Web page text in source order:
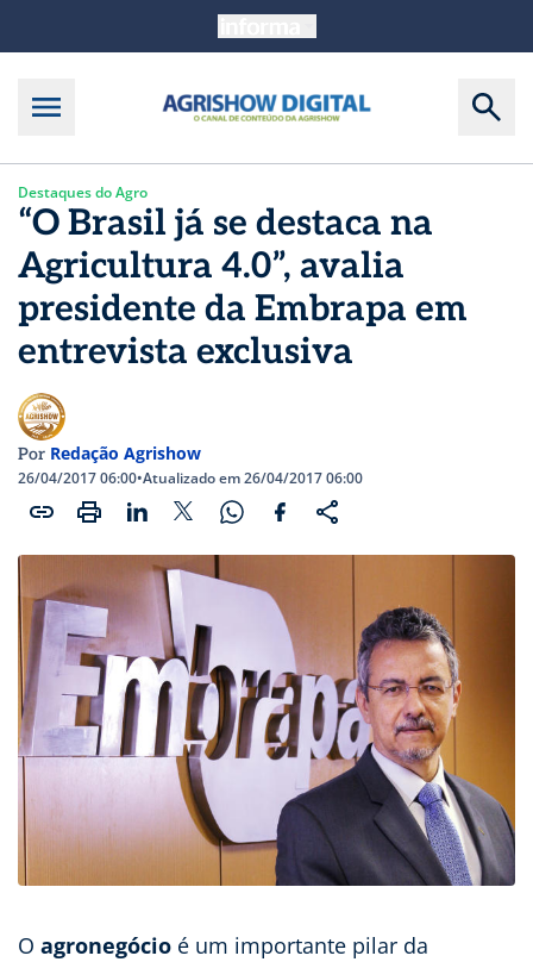
Destaques do Agro
“O Brasil já se destaca na
Agricultura 4.0”, avalia
presidente da Embrapa em
entrevista exclusiva
Por Redação Agrishow
26/04/2017 06:00•Atualizado em 26/04/2017 06:00
O agronegócio é um importante pilar da